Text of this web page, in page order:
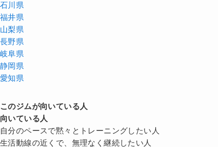
石川県
福井県
山梨県
長野県
岐阜県
静岡県
愛知県
このジムが向いている人
向いている人
自分のペースで黙々とトレーニングしたい人
生活動線の近くで、無理なく継続したい人